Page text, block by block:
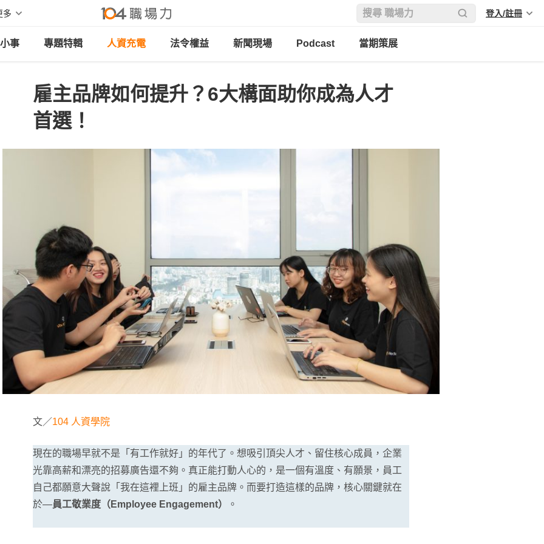
多 登入/註冊
事 專題特輯 人資充電 法令權益 新聞現場 Podcast 當期策展
雇主品牌如何提升？6大構面助你成為人才
首選！
文／104 人資學院
現在的職場早就不是「有工作就好」的年代了。想吸引頂尖人才、留住核心成員，企業
光靠高薪和漂亮的招募廣告還不夠。真正能打動人心的，是一個有溫度、有願景，員工
自己都願意大聲說「我在這裡上班」的雇主品牌。而要打造這樣的品牌，核心關鍵就在
於—員工敬業度（Employee Engagement） 。